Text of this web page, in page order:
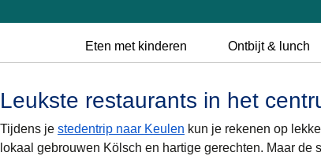
Eten met kinderen Ontbijt & lunch
Leukste restaurants in het
Tijdens je stedentrip naar Keulen kun je rekenen op
lokaal gebrouwen Kölsch en hartige gerechten. Maar